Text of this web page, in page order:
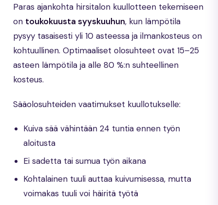
Paras ajankohta hirsitalon kuullotteen tekemiseen
on toukokuusta syyskuuhun, kun lämpötila
pysyy tasaisesti yli 10 asteessa ja ilmankosteus on
kohtuullinen. Optimaaliset olosuhteet ovat 15–25
asteen lämpötila ja alle 80 %:n suhteellinen
kosteus.
Sääolosuhteiden vaatimukset kuullotukselle:
Kuiva sää vähintään 24 tuntia ennen työn
aloitusta
Ei sadetta tai sumua työn aikana
Kohtalainen tuuli auttaa kuivumisessa, mutta
voimakas tuuli voi häiritä työtä